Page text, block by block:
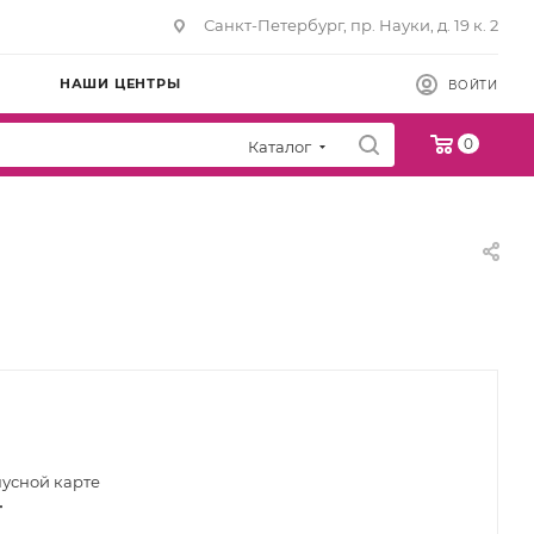
Санкт-Петербург, пр. Науки, д. 19 к. 2
НАШИ ЦЕНТРЫ ВОЙТИ
Каталог 0
карте